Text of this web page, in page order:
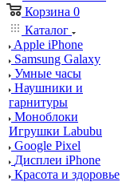
Корзина 0
Каталог
Apple iPhone
Samsung Galaxy
Умные часы
Наушники и
гарнитуры
Моноблоки
Игрушки Labubu
Google Pixel
Дисплеи iPhone
Красота и здоровье